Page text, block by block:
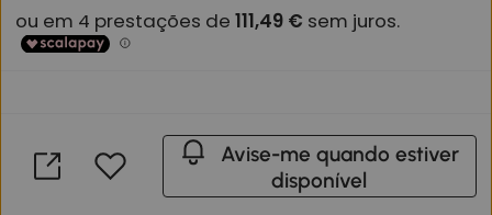
Avise-me quando estiver
disponível